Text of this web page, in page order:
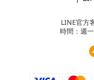
LINE官方
時間：週